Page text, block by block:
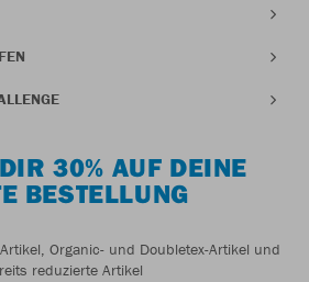
30% AUF DEINE
BESTELLUNG
Organic- und Doubletex-Artikel und
reduzierte Artikel